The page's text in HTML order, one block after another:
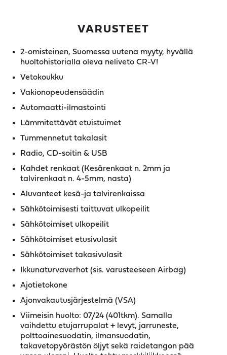
VARUSTEET
2-omisteinen, Suomessa uutena myyty, hyvällä
huoltohistorialla oleva neliveto CR-V!
Vetokoukku
Vakionopeudensäädin
Automaatti-ilmastointi
Lämmitettävät etuistuimet
Tummennetut takalasit
Radio, CD-soitin & USB
Kahdet renkaat (Kesärenkaat n. 2mm ja
talvirenkaat n. 4-5mm, nasta)
Aluvanteet kesä-ja talvirenkaissa
Sähkötoimisesti taittuvat ulkopeilit
Sähkötoimiset ulkopeilit
Sähkötoimiset etusivulasit
Sähkötoimiset takasivulasit
Ikkunaturvaverhot (sis. varusteeseen Airbag)
Ajotietokone
Ajonvakautusjärjestelmä (VSA)
Viimeisin huolto: 07/24 (401tkm). Samalla
vaihdettu etujarrupalat + levyt, jarruneste,
polttoainesuodatin, ilmansuodatin,
takavetopyörästön öljyt sekä raidetangon pää